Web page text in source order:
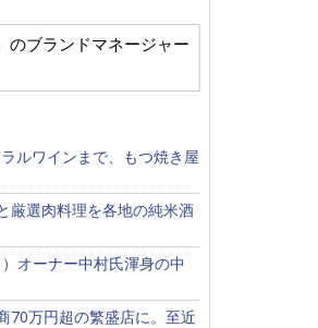
ブランドマネージャー
ルワインまで、もつ焼き屋
厳選肉料理を各地の純米酒
オーナー中村氏渾身の中
70万円超の繁盛店に。至近